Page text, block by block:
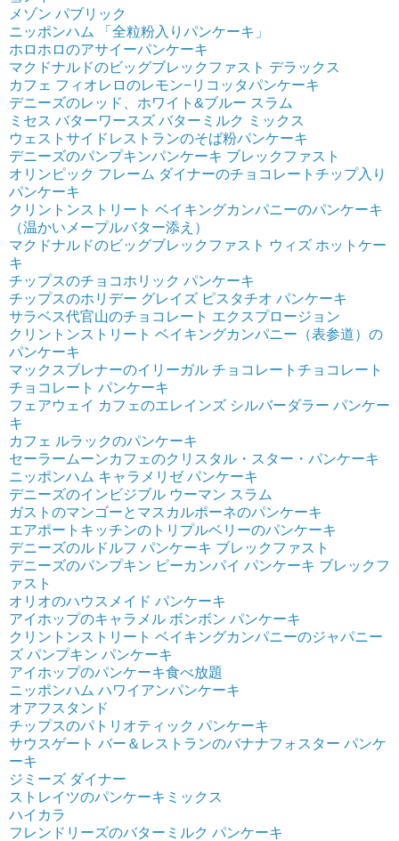
メゾン パブリック
ニッポンハム 「全粒粉入りパンケーキ」
ホロホロのアサイーパンケーキ
マクドナルドのビッグブレックファスト デラックス
カフェ フィオレロのレモン−リコッタパンケーキ
デニーズのレッド、ホワイト&ブルー スラム
ミセス バターワースズ バターミルク ミックス
ウェストサイドレストランのそば粉パンケーキ
デニーズのパンプキンパンケーキ ブレックファスト
オリンピック フレーム ダイナーのチョコレートチップ入り
パンケーキ
クリントンストリート ベイキングカンパニーのパンケーキ
（温かいメープルバター添え）
マクドナルドのビッグブレックファスト ウィズ ホットケー
キ
チップスのチョコホリック パンケーキ
チップスのホリデー グレイズ ピスタチオ パンケーキ
サラベス代官山のチョコレート エクスプロージョン
クリントンストリート ベイキングカンパニー（表参道）の
パンケーキ
マックスブレナーのイリーガル チョコレートチョコレート
チョコレート パンケーキ
フェアウェイ カフェのエレインズ シルバーダラー パンケー
キ
カフェ ルラックのパンケーキ
セーラームーンカフェのクリスタル・スター・パンケーキ
ニッポンハム キャラメリゼ パンケーキ
デニーズのインビジブル ウーマン スラム
ガストのマンゴーとマスカルポーネのパンケーキ
エアポートキッチンのトリプルベリーのパンケーキ
デニーズのルドルフ パンケーキ ブレックファスト
デニーズのパンプキン ピーカンパイ パンケーキ ブレックフ
ァスト
オリオのハウスメイド パンケーキ
アイホップのキャラメル ボンボン パンケーキ
クリントンストリート ベイキングカンパニーのジャパニー
ズ パンプキン パンケーキ
アイホップのパンケーキ食べ放題
ニッポンハム ハワイアンパンケーキ
オアフスタンド
チップスのパトリオティック パンケーキ
サウスゲート バー＆レストランのバナナフォスター パンケ
ーキ
ジミーズ ダイナー
ストレイツのパンケーキミックス
ハイカラ
フレンドリーズのバターミルク パンケーキ